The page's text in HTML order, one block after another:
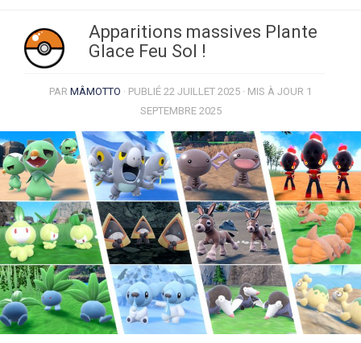
Apparitions massives Plante
Glace Feu Sol !
PAR MÂMOTTO · PUBLIÉ 22 JUILLET 2025 · MIS À JOUR 1
SEPTEMBRE 2025